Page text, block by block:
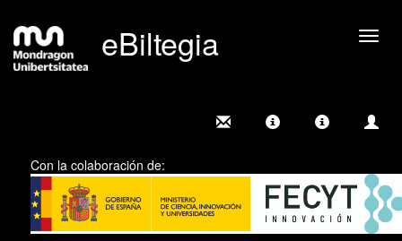
eBiltegia
Con la colaboración de: